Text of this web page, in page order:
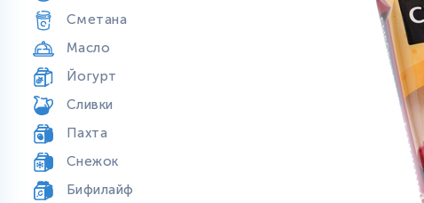
Сметана
Масло
Йогурт
Сливки
Пахта
Снежок
Бифилайф